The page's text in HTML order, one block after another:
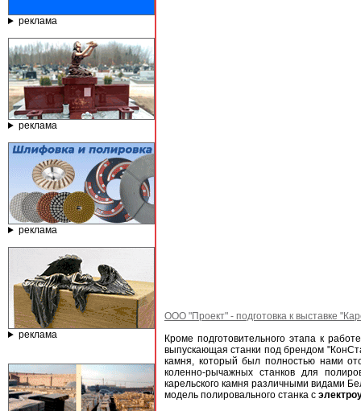
реклама
реклама
реклама
реклама
ООО "Проект" - подготовка к выставке
Кроме подготовительного этапа к
выпускающая станки под брендом
камня, который был полностью нами
коленно-рычажных станков для
карельского камня различными видами
модель полировального станка с